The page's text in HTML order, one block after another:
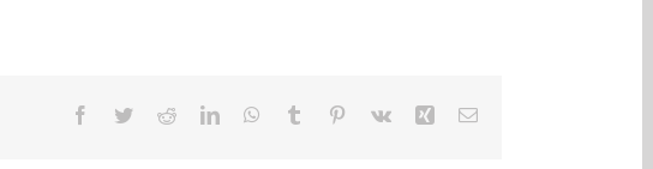
Facebook
TwitterRedditLinkedInWhatsApp
Tumblr Pinterest
Vk Xing E-